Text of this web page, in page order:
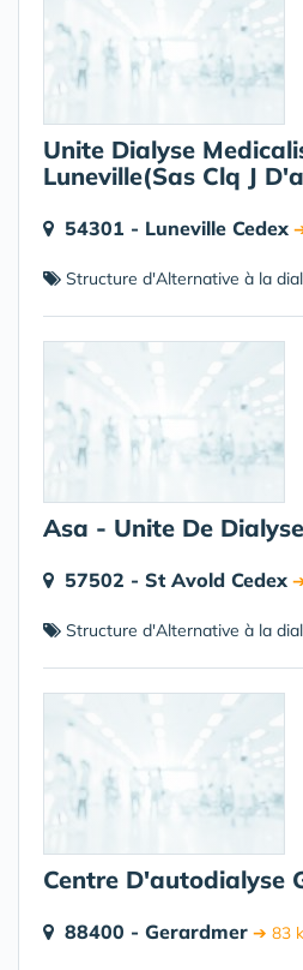
Unite Dialyse
Luneville(Sas Clq J
54301 - Luneville Cedex
Structure d'Alternative à la
Asa - Unite De
57502 - St Avold Cedex
Structure d'Alternative à la
Centre D'autodialyse
88400 - Gerardmer ➔ 83